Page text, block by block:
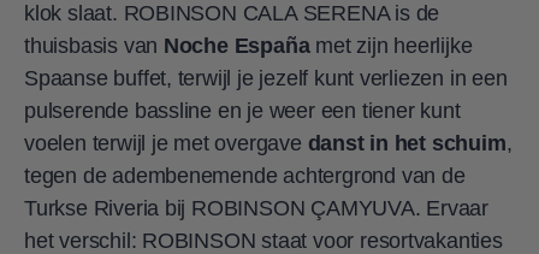
klok slaat. ROBINSON CALA SERENA is de
thuisbasis van Noche Españamet zijn heerlijke
Spaanse buffet, terwijl je jezelf kunt verliezen in een
pulserende bassline en je weer een tiener kunt
voelen terwijl je met overgave danst in het schuim,
tegen de adembenemende achtergrond van de
Turkse Riveria bij ROBINSON ÇAMYUVA. Ervaar
het verschil: ROBINSON staat voor resortvakanties